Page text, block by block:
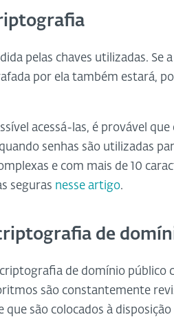
pelas chaves utilizadas. Se
por ela também estará,
acessá-las, é provável
senhas são utilizadas
e com mais de 10
seguras nesse artigo.
de
de domínio público
são constantemente
que são colocados à